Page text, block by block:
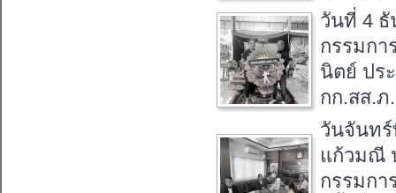
วันที่ 4 ธั
กรรมกา
นิตย์ ปร
กก.สส.ภ
วันจันทร์
แก้วมณี
กรรมก